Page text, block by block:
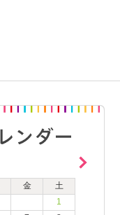
金
土
1